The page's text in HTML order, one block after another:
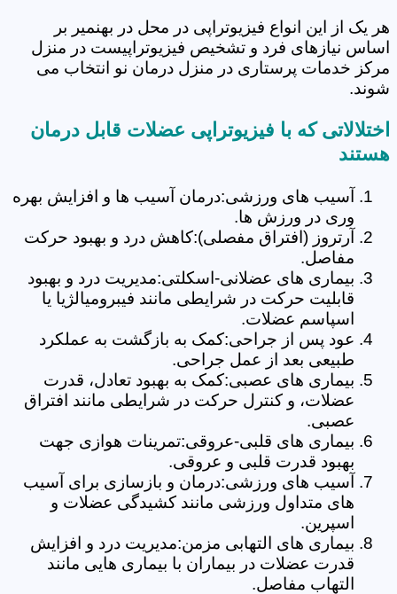
هر یک از این انواع فیزیوتراپی در محل در بهنمیر بر
اساس نیازهای فرد و تشخیص فیزیوتراپیست در منزل
مرکز خدمات پرستاری در منزل درمان نو انتخاب می
شوند.
اختلالاتی که با فیزیوتراپی عضلات قابل درمان
هستند
آسیب های ورزشی:درمان آسیب ها و افزایش بهره
وری در ورزش ها.
آرتروز (افتراق مفصلی):کاهش درد و بهبود حرکت
مفاصل.
بیماری های عضلانی-اسکلتی:مدیریت درد و بهبود
قابلیت حرکت در شرایطی مانند فیبرومیالژیا یا
اسپاسم عضلات.
عود پس از جراحی:کمک به بازگشت به عملکرد
طبیعی بعد از عمل جراحی.
بیماری های عصبی:کمک به بهبود تعادل، قدرت
عضلات، و کنترل حرکت در شرایطی مانند افتراق
عصبی.
بیماری های قلبی-عروقی:تمرینات هوازی جهت
بهبود قدرت قلبی و عروقی.
آسیب های ورزشی:درمان و بازسازی برای آسیب
های متداول ورزشی مانند کشیدگی عضلات و
اسپرین.
بیماری های التهابی مزمن:مدیریت درد و افزایش
قدرت عضلات در بیماران با بیماری هایی مانند
التهاب مفاصل.